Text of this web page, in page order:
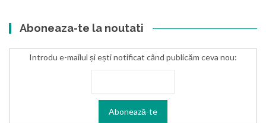
Aboneaza-te la noutati
Introdu e-mailul și ești notificat când publicăm ceva nou: